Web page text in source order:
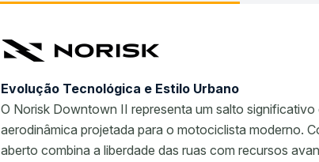
Evolução Tecnológica e Estilo Urbano
O Norisk Downtown II representa um salto
aerodinâmica projetada para o motociclista moderno.
aberto combina a liberdade das ruas com recursos